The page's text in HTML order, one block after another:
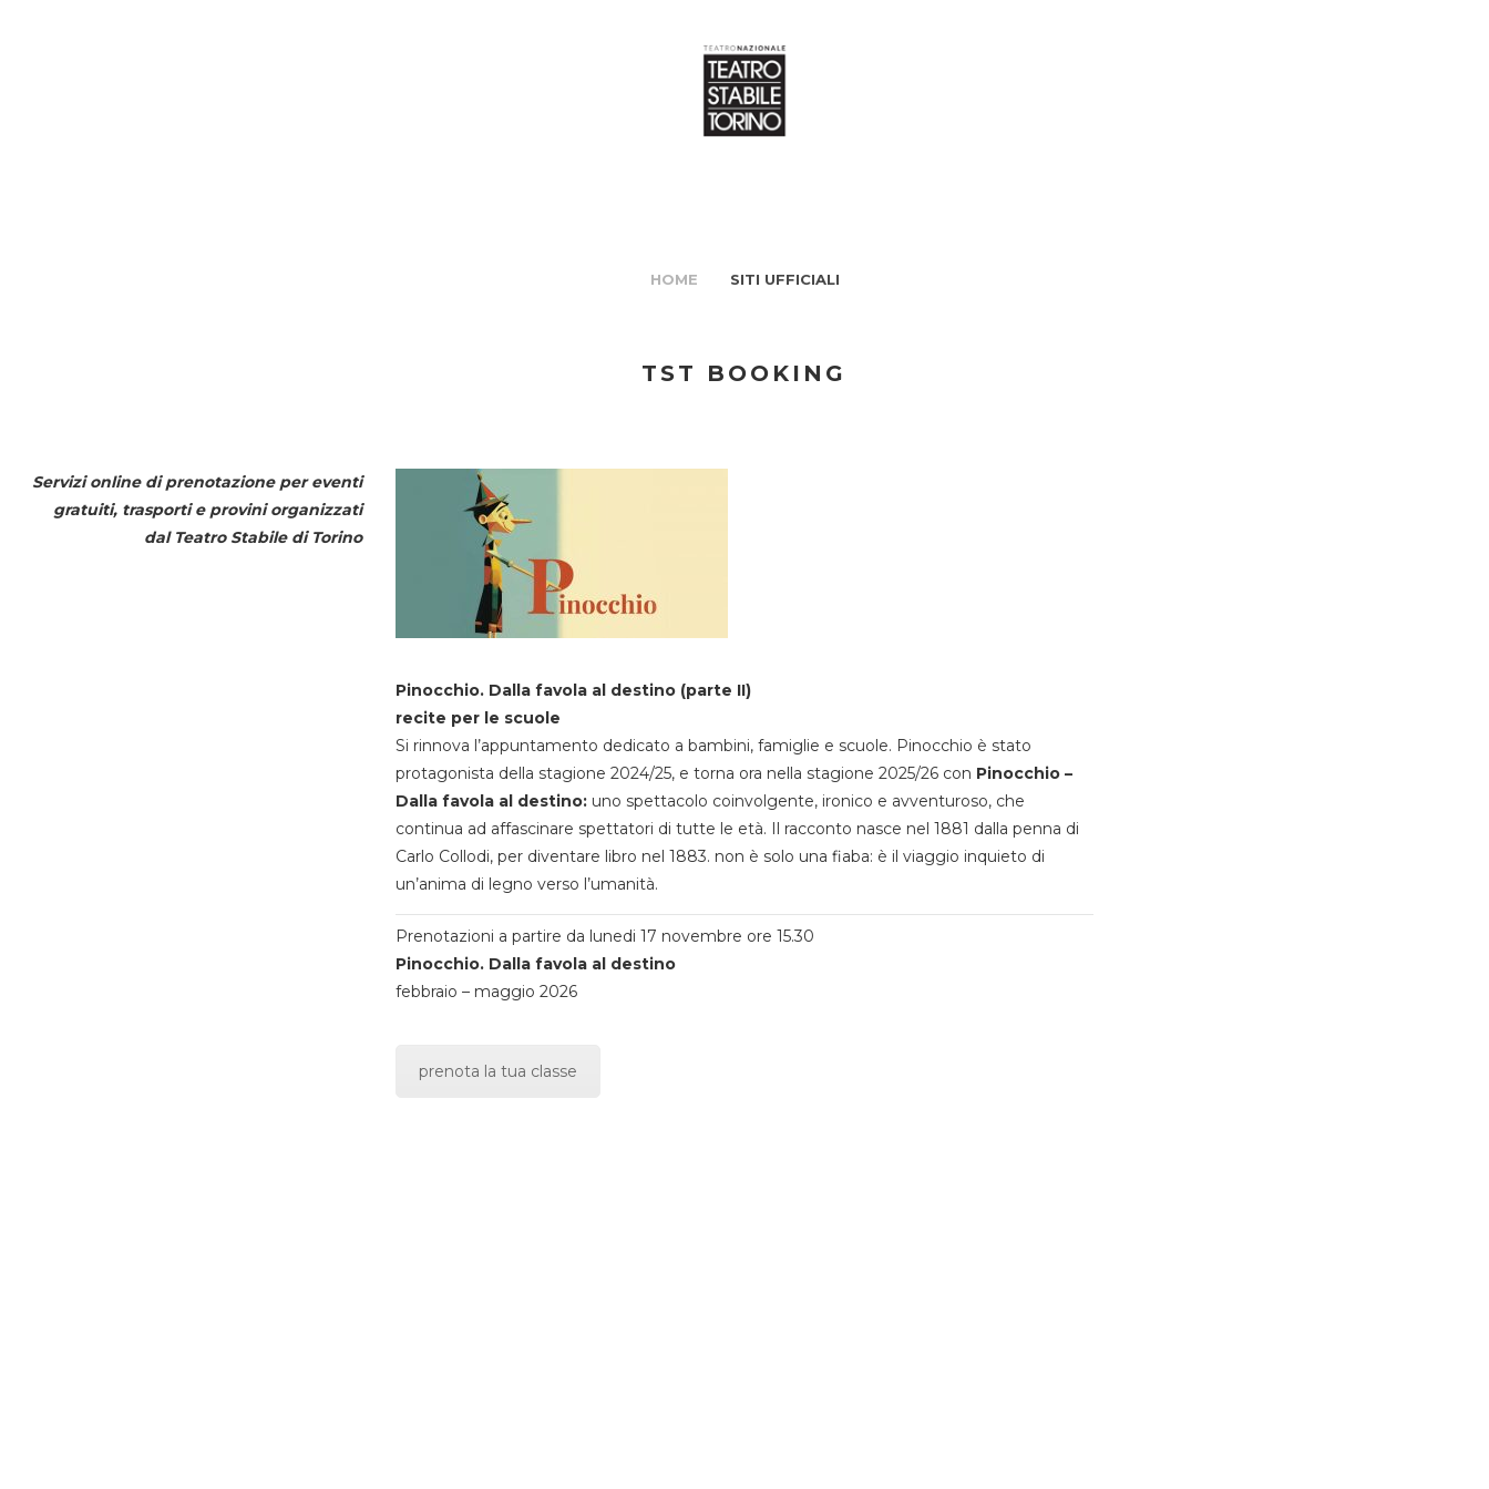
HOME SITI UFFICIALI
TST BOOKING
Servizi online di prenotazione per eventi
gratuiti, trasporti e provini organizzati
dal Teatro Stabile di Torino
Pinocchio. Dalla favola al destino (parte II)
recite per le scuole
Si rinnova l’appuntamento dedicato a bambini, famiglie e scuole. Pinocchio è stato
protagonista della stagione 2024/25, e torna ora nella stagione 2025/26 con Pinocchio –
Dalla favola al destino:uno spettacolo coinvolgente, ironico e avventuroso, che
continua ad affascinare spettatori di tutte le età. Il racconto nasce nel 1881 dalla penna di
Carlo Collodi, per diventare libro nel 1883. non è solo una fiaba: è il viaggio inquieto di
un’anima di legno verso l’umanità.
Prenotazioni a partire da lunedi 17 novembre ore 15.30
Pinocchio. Dalla favola al destino
febbraio – maggio 2026
prenota la tua classe